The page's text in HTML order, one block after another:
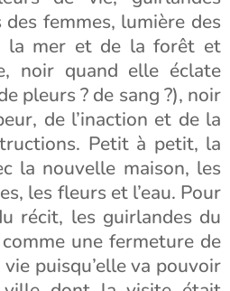
femmes, lumière des
la mer et de la forêt et
noir quand elle éclate
pleurs ? de sang ?), noir
de l’inaction et de la
Petit à petit, la
la nouvelle maison, les
les fleurs et l’eau. Pour
récit, les guirlandes du
une fermeture de
puisqu’elle va pouvoir